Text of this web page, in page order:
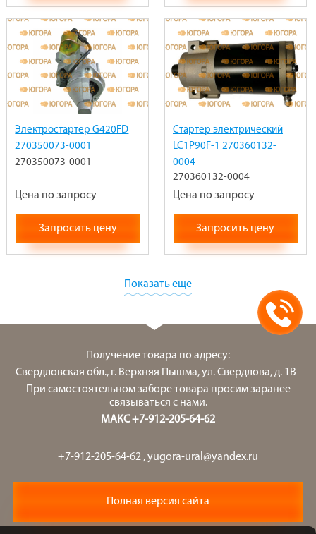
Электростартер G420FD
270350073-0001
270350073-0001
Цена по запросу
Запросить цену
Стартер электрический
LC1P90F-1 270360132-
0004
270360132-0004
Цена по запросу
Запросить цену
Показать еще
Получение товара по адресу:
Свердловская обл., г. Верхняя Пышма, ул. Свердлова, д. 1В
При самостоятельном заборе товара просим заранее
связываться с нами.
МАКС +7-912-205-64-62
+7-912-205-64-62 ,yugora-ural@yandex.ru
Полная версия сайта